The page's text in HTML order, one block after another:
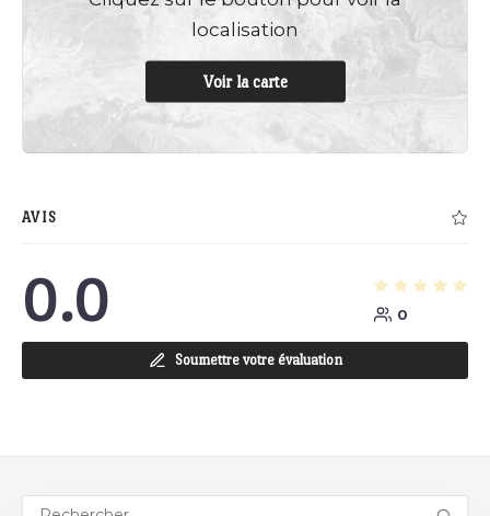
localisation
Voir la carte
AVIS
0.0 0
Soumettre votre évaluation